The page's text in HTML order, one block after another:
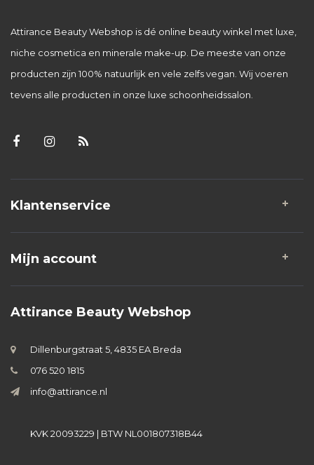
Attirance Beauty Webshop is dé online beauty winkel met luxe,
niche cosmetica en minerale make-up. De meeste van onze
producten zijn 100% natuurlijk en vele zelfs vegan. Wij voeren
tevens alle producten in onze luxe schoonheidssalon.
Klantenservice
Mijn account
Attirance Beauty Webshop
Dillenburgstraat 5, 4835 EA Breda
076 520 1815
info@attirance.nl
KVK 20093229 | BTW NL001807318B44